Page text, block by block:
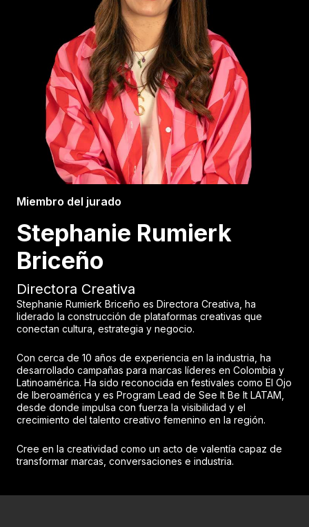
Miembro del jurado
Stephanie Rumierk
Briceño
Directora Creativa
Stephanie Rumierk Briceño es Directora Creativa, ha
liderado la construcción de plataformas creativas que
conectan cultura, estrategia y negocio.
Con cerca de 10 años de experiencia en la industria, ha
desarrollado campañas para marcas líderes en Colombia y
Latinoamérica. Ha sido reconocida en festivales como El Ojo
de Iberoamérica y es Program Lead de See It Be It LATAM,
desde donde impulsa con fuerza la visibilidad y el
crecimiento del talento creativo femenino en la región.
Cree en la creatividad como un acto de valentía capaz de
transformar marcas, conversaciones e industria.